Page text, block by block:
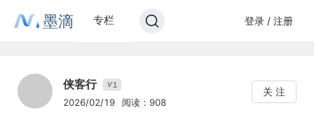
墨滴 专栏 登录 / 注册
侠客行 V1
2026/02/19 阅读：908
关 注